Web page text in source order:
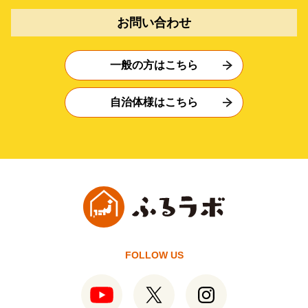
お問い合わせ
一般の方はこちら
自治体様はこちら
FOLLOW US